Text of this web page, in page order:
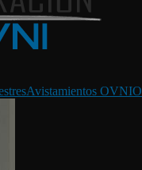
Avistamientos OVNI